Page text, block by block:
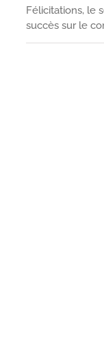
Félicitations, le
succès sur le